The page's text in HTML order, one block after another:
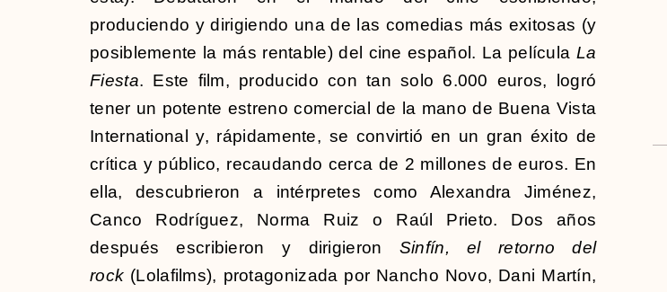
produciendo y dirigiendo una de las comedias más exitosas (y
posiblemente la más rentable) del cine español. La película La
Fiesta. Este film, producido con tan solo 6.000 euros, logró
tener un potente estreno comercial de la mano de Buena Vista
International y, rápidamente, se convirtió en un gran éxito de
crítica y público, recaudando cerca de 2 millones de euros. En
ella, descubrieron a intérpretes como Alexandra Jiménez,
Canco Rodríguez, Norma Ruiz o Raúl Prieto. Dos años
después escribieron y dirigieron Sinfín, el retorno del
rock (Lolafilms), protagonizada por Nancho Novo, Dani Martín,